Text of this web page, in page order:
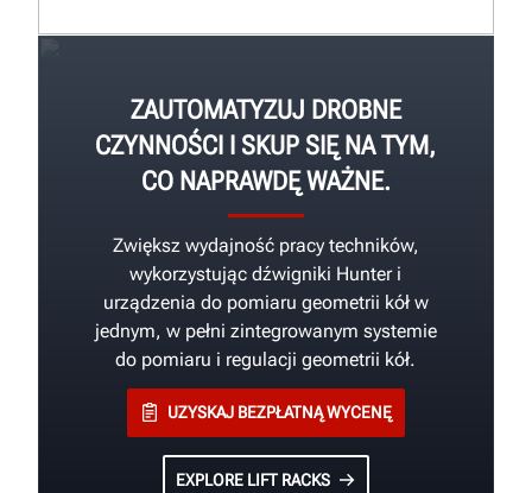
ZAUTOMATYZUJ DROBNE
CZYNNOŚCI I SKUP SIĘ NA TYM,
CO NAPRAWDĘ WAŻNE.
Zwiększ wydajność pracy techników,
wykorzystując dźwigniki Hunter i
urządzenia do pomiaru geometrii kół w
jednym, w pełni zintegrowanym systemie
do pomiaru i regulacji geometrii kół.
UZYSKAJ BEZPŁATNĄ WYCENĘ
EXPLORE LIFT RACKS